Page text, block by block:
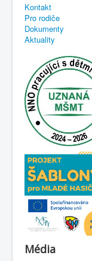
Kontakt
Pro rodiče
Dokumenty
Aktuality
Média